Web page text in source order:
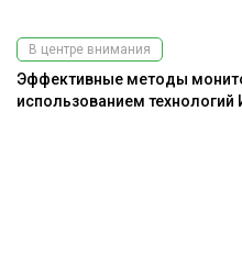
В центре внимания
Эффективные методы
использованием технологий